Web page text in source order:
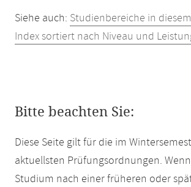
Siehe auch: Studienbereiche in
Index sortiert nach Niveau und
Bitte beachten Sie:
Diese Seite gilt für die im
aktuellsten Prüfungsordnungen.
Studium nach einer früheren oder